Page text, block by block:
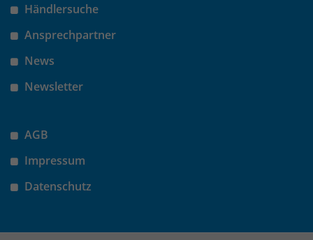
Händlersuche
Ansprechpartner
News
Newsletter
AGB
Impressum
Datenschutz